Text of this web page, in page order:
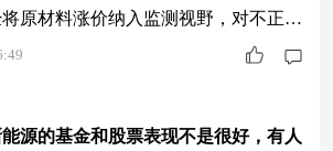
原材料涨价纳入监测视野，对不正当
决重拳打击。同时俄乌战争推高油价
。2022年，坚持新能源汽车的主赛
源的基金和股票表现不是很好，有人